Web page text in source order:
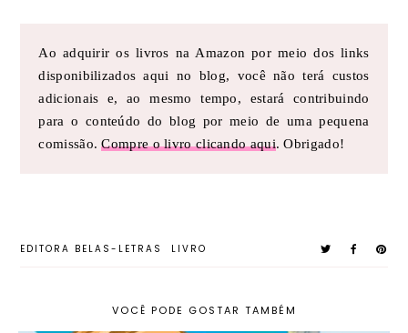
Ao adquirir os livros na Amazon por meio dos links
disponibilizados aqui no blog, você não terá custos
adicionais e, ao mesmo tempo, estará contribuindo
para o conteúdo do blog por meio de uma pequena
comissão.Compre o livro clicando aqui. Obrigado!
EDITORA BELAS-LETRAS LIVRO
VOCÊ PODE GOSTAR TAMBÉM